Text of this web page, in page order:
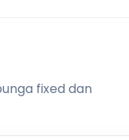
fixed dan